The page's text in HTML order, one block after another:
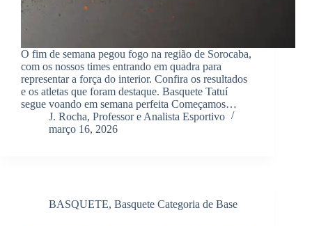
O fim de semana pegou fogo na região de Sorocaba,
com os nossos times entrando em quadra para
representar a força do interior. Confira os resultados
e os atletas que foram destaque. Basquete Tatuí
segue voando em semana perfeita Começamos…
J. Rocha, Professor e Analista Esportivo
março 16, 2026
BASQUETE, Basquete Categoria de Base